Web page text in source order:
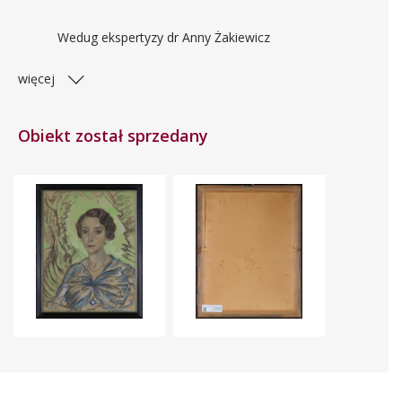
Wedug ekspertyzy dr Anny Żakiewicz
więcej
Obiekt został sprzedany